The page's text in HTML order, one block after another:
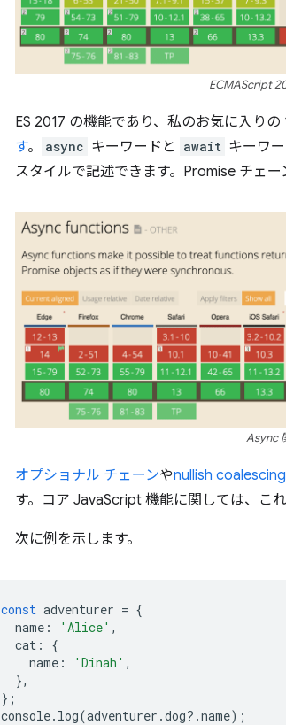
ECMAScript
ES 2017 の機能であり、私のお気に入り
す。 async キーワードと await キーワ
スタイルで記述できます。Promise チェ
Async
オプショナル チェーンやnullish coalescing
す。コア JavaScript 機能に関しては、こ
次に例を示します。
const adventurer = {
name : 'Alice' ,
cat :
{
name : 'Dinah' ,
},
};
console. log(adventurer .dog? .name);